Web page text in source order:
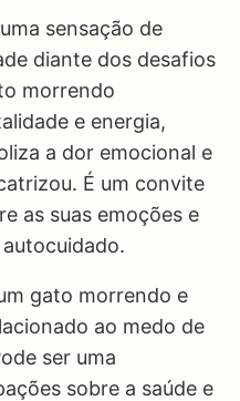
sensação de
diante dos desafios
morrendo
e energia,
a dor emocional e
É um convite
as suas emoções e
gato morrendo e
ao medo de
ser uma
sobre a saúde e